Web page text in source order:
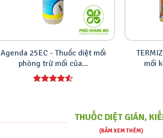
Agenda 25EC - Thuốc diệt mối
phòng trừ mối của...
mối
THUỐC DIỆT GIÁN,
(BẤM XEM THÊM)